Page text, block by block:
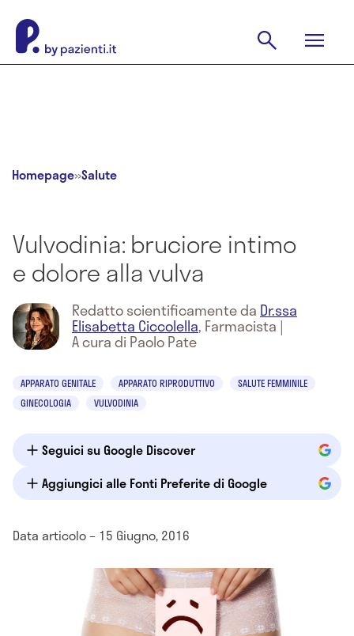
Homepage»Salute
Vulvodinia: bruciore intimo
e dolore alla vulva
Redatto scientificamente da Dr.ssa
Elisabetta Ciccolella, Farmacista |
A cura di Paolo Pate
APPARATO GENITALE APPARATO RIPRODUTTIVO
SALUTE FEMMINILE
GINECOLOGIA
VULVODINIA
Seguici su Google Discover
Aggiungici alle Fonti Preferite di Google
Data articolo – 15 Giugno, 2016